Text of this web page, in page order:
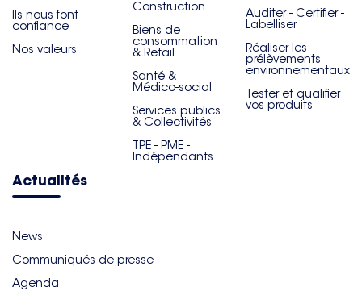
Ils nous font
confiance
Nos valeurs
Construction
Biens de
consommation
& Retail
Santé &
Médico-social
Services publics
& Collectivités
TPE - PME -
Indépendants
Auditer - Certifier -
Labelliser
Réaliser les
prélèvements
environnementaux
Tester et qualifier
vos produits
Actualités
News
Communiqués de presse
Agenda